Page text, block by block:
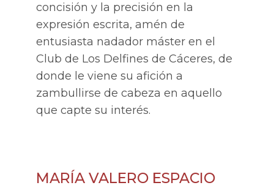
concisión y la precisión en la
expresión escrita, amén de
entusiasta nadador máster en el
Club de Los Delfines de Cáceres, de
donde le viene su afición a
zambullirse de cabeza en aquello
que capte su interés.
MARÍA VALERO ESPACIO